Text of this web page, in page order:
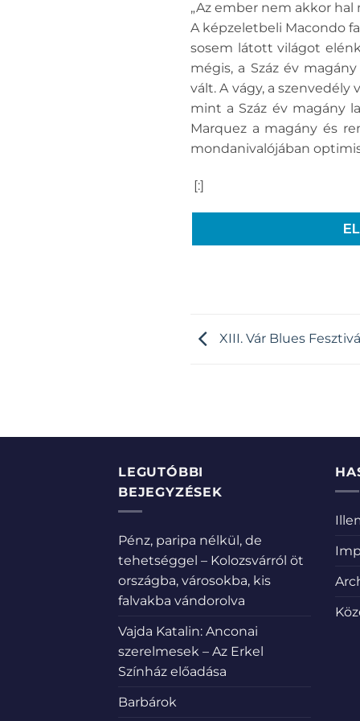
„Az ember nem akkor
A képzeletbeli Macondo
sosem látott világot
mégis, a Száz év
vált. A vágy, a
mint a Száz év magány
Marquez a magány és
mondanivalójában
[:]
XIII. Vár Blues
LEGUTÓBBI
BEJEGYZÉSEK
Pénz, paripa nélkül, de
tehetséggel – Kolozsvárról öt
országba, városokba, kis
falvakba vándorolva
Vajda Katalin: Anconai
szerelmesek – Az Erkel
Színház előadása
Barbárok